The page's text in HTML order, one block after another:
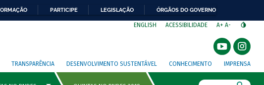
PARTICIPE LEGISLAÇÃO ÓRGÃOS DO GOVERNO
ENGLISH ACESSIBILIDADE A+ A-
TRANSPARÊNCIA DESENVOLVIMENTO SUSTENTÁVEL CONHECIMENTO IMPRENSA